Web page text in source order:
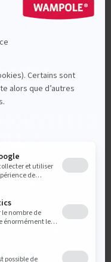
?
aucun lancement
produit ?